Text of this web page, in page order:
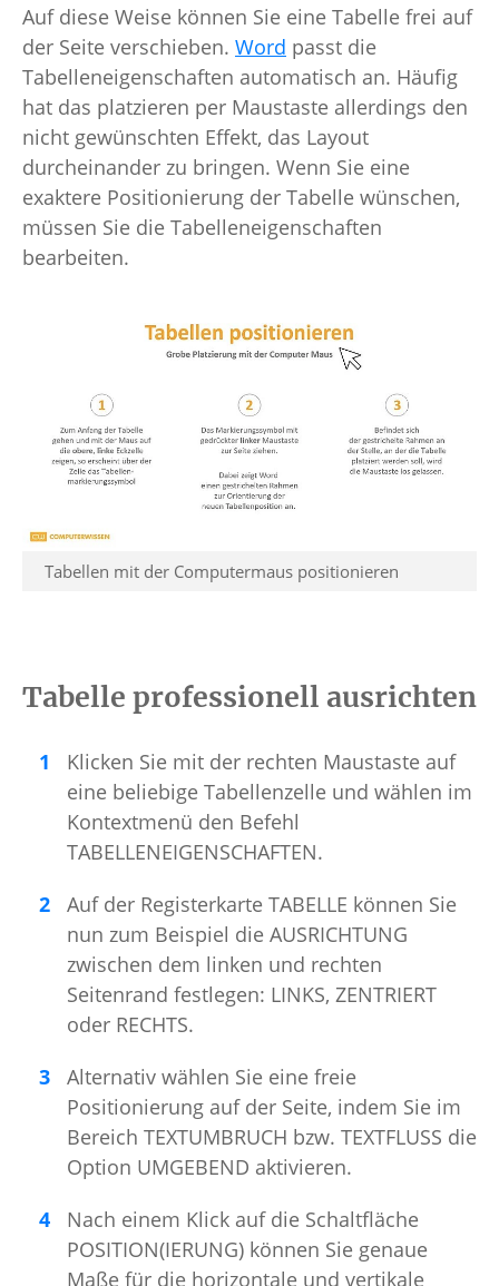
Auf diese Weise können Sie eine Tabelle frei auf
der Seite verschieben. Word passt die
Tabelleneigenschaften automatisch an. Häufig
hat das platzieren per Maustaste allerdings den
nicht gewünschten Effekt, das Layout
durcheinander zu bringen. Wenn Sie eine
exaktere Positionierung der Tabelle wünschen,
müssen Sie die Tabelleneigenschaften
bearbeiten.
Tabellen mit der Computermaus positionieren
Tabelle professionell ausrichten
Klicken Sie mit der rechten Maustaste auf
eine beliebige Tabellenzelle und wählen im
Kontextmenü den Befehl
TABELLENEIGENSCHAFTEN.
Auf der Registerkarte TABELLE können Sie
nun zum Beispiel die AUSRICHTUNG
zwischen dem linken und rechten
Seitenrand festlegen: LINKS, ZENTRIERT
oder RECHTS.
Alternativ wählen Sie eine freie
Positionierung auf der Seite, indem Sie im
Bereich TEXTUMBRUCH bzw. TEXTFLUSS die
Option UMGEBEND aktivieren.
Nach einem Klick auf die Schaltfläche
POSITION(IERUNG) können Sie genaue
Maße für die horizontale und vertikale